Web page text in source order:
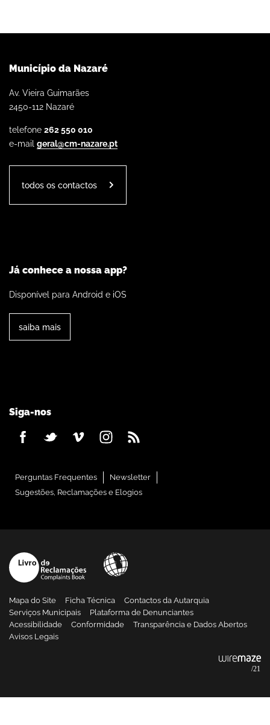
Município da Nazaré
Av. Vieira Guimarães
2450-112 Nazaré
telefone 262 550 010
e-mail geral@cm-nazare.pt
todos os contactos
Já conhece a nossa app?
Disponível para Android e iOS
saiba mais
Siga-nos
Perguntas Frequentes
Newsletter
Sugestões, Reclamações e Elogios
Mapa do Site Ficha Técnica
Contactos da Autarquia
Serviços Municipais
Plataforma de Denunciantes
Acessibilidade
Conformidade
Transparência e Dados Abertos
Avisos Legais